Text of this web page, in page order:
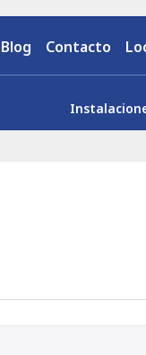
Blog Contacto